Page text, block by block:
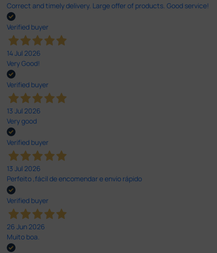
Correct and timely delivery. Large offer of products. Good service!
Verified buyer
14 Jul 2026
Very Good!
Verified buyer
13 Jul 2026
Very good
Verified buyer
13 Jul 2026
Perfeito ,fácil de encomendar e envio rápido
Verified buyer
26 Jun 2026
Muito boa.